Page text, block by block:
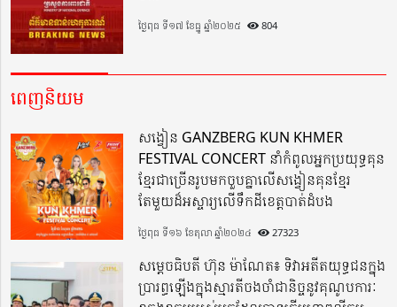
ថ្ងៃពុធ ទី១៧ ខែធ្នូ ឆ្នាំ២០២៥ 804
ពេញនិយម
សង្វៀន GANZBERG KUN KHMER
FESTIVAL CONCERT នាំកំពូលអ្នកប្រយុទ្ធគុន
ខ្មែរជាច្រើនរូបមកចួបគ្នាលើសង្វៀនគុនខ្មែរ
តែមួយដ៏អស្ចារ្យលើទឹកដីខេត្តបាត់ដំបង
ថ្ងៃពុធ ទី១៦ ខែតុលា ឆ្នាំ២០២៤ 27323
សម្តេចធិបតី ហ៊ុន ម៉ាណែត៖ ទិវាអតីតយុទ្ធជនក្នុង
ប្រារព្ធឡើងក្នុងស្មារតីចងចាំជានិច្ចនូវគុណូបការៈ